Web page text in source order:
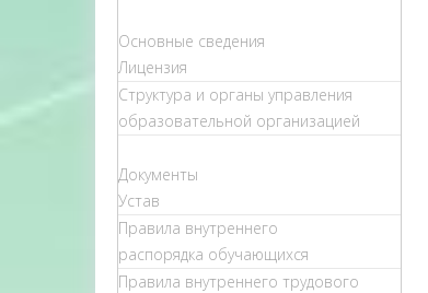
Основные сведения
Лицензия
Структура и органы управления
образовательной организацией
Документы
Устав
Правила внутреннего
распорядка обучающихся
Правила внутреннего трудового